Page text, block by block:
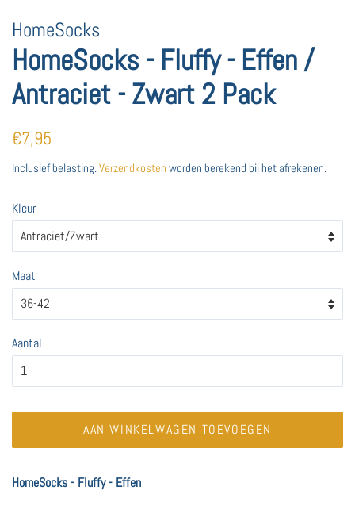
HomeSocks
HomeSocks - Fluffy - Effen /
Antraciet - Zwart 2 Pack
Normale
€7,95
Inclusief belasting. Verzendkosten worden berekend bij het afrekenen.
Kleur
Maat
Aantal
AAN WINKELWAGEN TOEVOEGEN
HomeSocks - Fluffy - Effen